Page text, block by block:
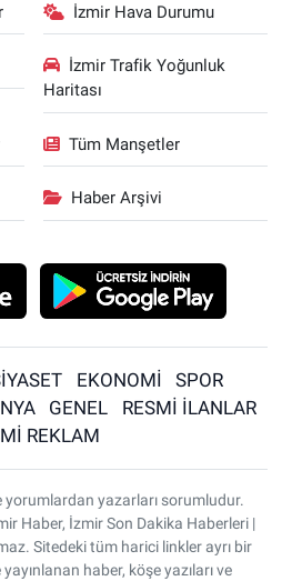
İzmir Hava Durumu
İzmir Trafik Yoğunluk
Haritası
Tüm Manşetler
Haber Arşivi
EKONOMİ
SPOR
GENEL
RESMİ İLANLAR
REKLAM
yorumlardan yazarları sorumludur.
Haber, İzmir Son Dakika Haberleri |
Sitedeki tüm harici linkler ayrı bir
haber, köşe yazıları ve